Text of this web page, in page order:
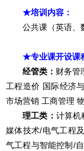
★培训内容：
公共课（英语、
★专业课开设课
经管类： 财务管
工程造价 国际经济
市场营销 工商管理
理工类： 计算机
媒体技术/电气工程
气工程与智能控制/